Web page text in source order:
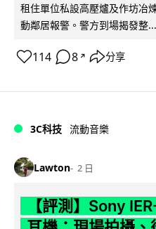
租住單位私設高壓爐及作坊冶
動鄰居報警。警方到場揭發整...
114 8 ↗ 分享
3C科技 流動音樂
Lawton 2 日
【評測】Sony